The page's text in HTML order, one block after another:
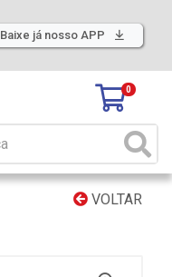
Baixe já nosso APP
0
VOLTAR